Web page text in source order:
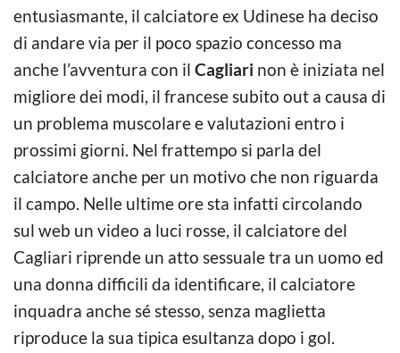
entusiasmante, il calciatore ex Udinese ha deciso
di andare via per il poco spazio concesso ma
anche l’avventura con il Cagliari non è iniziata nel
migliore dei modi, il francese subito out a causa di
un problema muscolare e valutazioni entro i
prossimi giorni. Nel frattempo si parla del
calciatore anche per un motivo che non riguarda
il campo. Nelle ultime ore sta infatti circolando
sul web un video a luci rosse, il calciatore del
Cagliari riprende un atto sessuale tra un uomo ed
una donna difficili da identificare, il calciatore
inquadra anche sé stesso, senza maglietta
riproduce la sua tipica esultanza dopo i gol.